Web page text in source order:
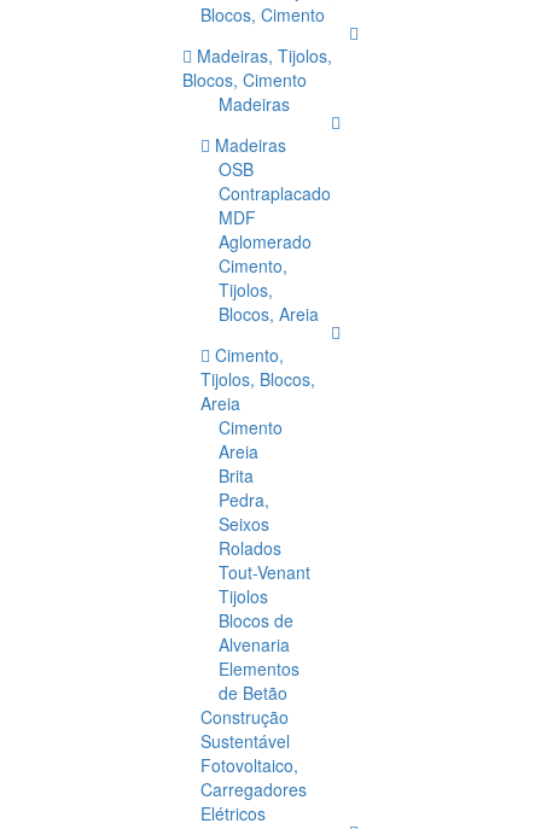
Blocos, Cimento
Madeiras, Tijolos,
Blocos, Cimento
Madeiras
Madeiras
OSB
Contraplacado
MDF
Aglomerado
Cimento,
Tijolos,
Blocos, Areia
Cimento,
Tijolos, Blocos,
Areia
Cimento
Areia
Brita
Pedra,
Seixos
Rolados
Tout-Venant
Tijolos
Blocos de
Alvenaria
Elementos
de Betão
Construção
Sustentável
Fotovoltaico,
Carregadores
Elétricos